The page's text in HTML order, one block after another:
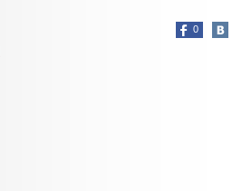
0